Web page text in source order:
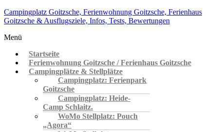
Campingplatz Goitzsche, Ferienwohnung Goitzsche, Ferienhaus
Goitzsche & Ausflugsziele, Infos, Tests, Bewertungen
Menü
Startseite
Ferienwohnung Goitzsche / Ferienhaus Goitzsche
Campingplätze & Stellplätze
Campingplatz: Ferienpark
Goitzsche
Campingplatz: Heide-
Camp Schlaitz.
WoMo Stellplatz: Pouch
„Agora“